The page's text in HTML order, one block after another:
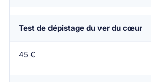
Test de dépistage du ver du cœur
45 €